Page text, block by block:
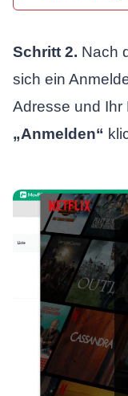
Schritt 2. Nach
sich ein
Adresse und Ihr
„Anmelden“